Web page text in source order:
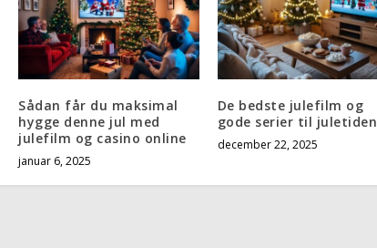
Sådan får du maksimal
hygge denne jul med
julefilm og casino online
januar 6, 2025
De bedste julefilm og
gode serier til juletiden
december 22, 2025